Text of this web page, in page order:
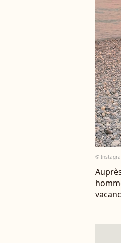
©